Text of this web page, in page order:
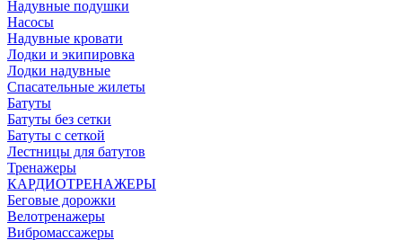
Надувные подушки
Насосы
Надувные кровати
Лодки и экипировка
Лодки надувные
Спасательные жилеты
Батуты
Батуты без сетки
Батуты с сеткой
Лестницы для батутов
Тренажеры
КАРДИОТРЕНАЖЕРЫ
Беговые дорожки
Велотренажеры
Вибромассажеры